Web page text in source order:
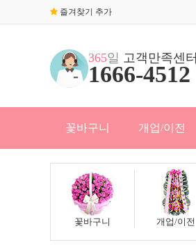
즐겨찾기 추가
365일 고객만족센터
1666-4512
꽃바구니 개업/이전
꽃바구니 개업/이전